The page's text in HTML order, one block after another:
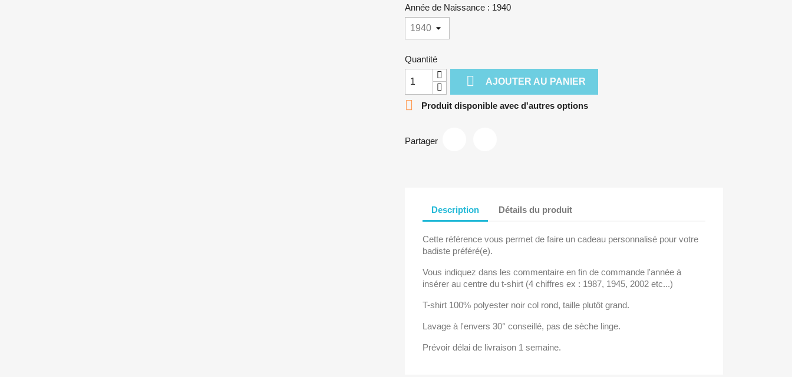
Année de Naissance : 1940
Quantité
 AJOUTER AU PANIER
 Produit disponible avec d'autres options
Partager
Description Détails du produit
Cette référence vous permet de faire un cadeau personnalisé pour votre
badiste préféré(e).
Vous indiquez dans les commentaire en fin de commande l'année à
insérer au centre du t-shirt (4 chiffres ex : 1987, 1945, 2002 etc...)
T-shirt 100% polyester noir col rond, taille plutôt grand.
Lavage à l'envers 30° conseillé, pas de sèche linge.
Prévoir délai de livraison 1 semaine.